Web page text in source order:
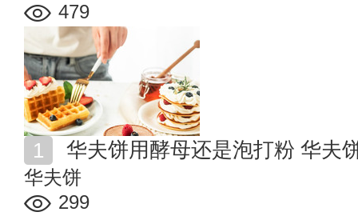
479
华夫饼用酵母还是泡打粉 华夫
华夫饼
299